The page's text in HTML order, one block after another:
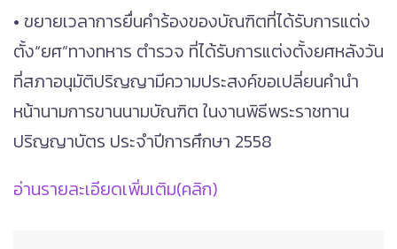
• ขยายเวลาการยื่นคำร้องของบัณฑิตที่ได้รับการแต่ง
ตั้ง“ยศ”ทางทหาร ตำรวจ ที่ได้รับการแต่งตั้งยศหลังวัน
ที่สภาอนุมัติปริญญามีความประสงค์ขอเปลี่ยนคำนำ
หน้านามการขานนามบัณฑิต ในงานพิธีพระราชทาน
ปริญญาบัตร ประจำปีการศึกษา 2558
อ่านรายละเอียดเพิ่มเติม(คลิก)